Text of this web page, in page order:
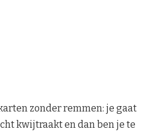
zonder remmen: je gaat
kwijtraakt en dan ben je te